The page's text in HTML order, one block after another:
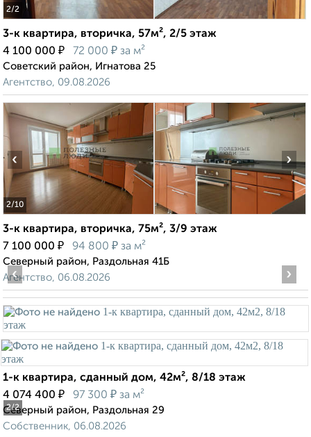
2/2
3-к квартира, вторичка, 57м², 2/5 этаж
4 100 000 ₽ 72 000 ₽ за м²
Советский район, Игнатова 25
Агентство, 09.08.2026
2/10
‹ ›
3-к квартира, вторичка, 75м², 3/9 этаж
7 100 000 ₽ 94 800 ₽ за м²
Северный район, Раздольная 41Б
Агентство, 06.08.2026
2/2
‹ ›
1-к квартира, сданный дом, 42м², 8/18 этаж
4 074 400 ₽ 97 300 ₽ за м²
Северный район, Раздольная 29
Собственник, 06.08.2026